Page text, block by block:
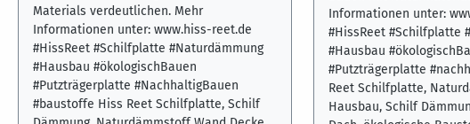
Materials verdeutlichen. Mehr
Informationen unter: www.hiss-reet.de
#HissReet #Schilfplatte #Naturdämmung
#Hausbau #ökologischBauen
#Putzträgerplatte #NachhaltigBauen
#baustoffe Hiss Reet Schilfplatte, Schilf
Informationen unter:
#HissReet #Schilfplatte
#Hausbau
#Putzträgerplatte
Reet Schilfplatte,
Hausbau, Schilf